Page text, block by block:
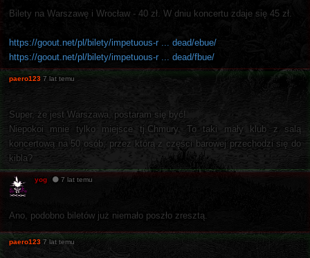
Bilety na Warszawę i Wrocław - 40 zł. W dniu koncertu zdaje się 45 zł.
https://goout.net/pl/bilety/impetuous-r ... dead/ebue/
https://goout.net/pl/bilety/impetuous-r ... dead/fbue/
paero123 7 lat temu
Super, że jest Warszawa, postaram się być!
Niepokoi mnie tylko miejsce tj.Chmury. To taki mały klub z salą
koncertową na 50 osób, przez którą z części barowej przechodzi się do
kibla?
yog 7 lat temu
Ano, podobno biletów już niemało poszło zresztą.
paero123 7 lat temu